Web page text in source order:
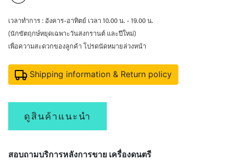
เวลาทำการ : อังคาร-อาทิตย์ เวลา 10.00 น. - 19.00 น.
(นักขัตฤกษ์หยุดเฉพาะวันสงกรานต์ และปีใหม่)
เพื่อความสะดวกของลูกค้า โปรดนัดหมายล่วงหน้า
Shipping information & Return policy
ดูสินค้าแนะนำ
สอบถามบริการหลังการขาย เครื่องดนตรี